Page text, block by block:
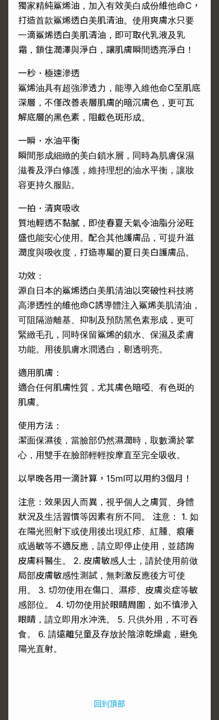
獨家精純鯊烯油，加入有效美白成份維他命C，
打造首款鯊烯透白美肌清油。使用爽膚水只要
一滴鯊烯透白美肌清油，即可取代乳液及乳
霜，鎖住潤澤與淨白，讓肌膚瞬間透亮淨白！
一秒．極速滲透
鯊烯油具有超強滲透力，能導入維他命C至肌底
深層，不僅改善表層肌膚的暗沉膚色，更可瓦
解底層的黑色素，阻截色斑形成。
一瞬．水油平衡
瞬間形成細緻的美白鎖水層，同時為肌膚保濕
滋養及淨白修護，維持理想的油水平衡，讓妝
容更持久服貼。
一拍．清爽吸收
質地輕透不黏膩，即使春夏天氣令油脂分泌旺
盛也能安心使用。配合其他護膚品，可提升滋
潤度與吸收度，打造專屬的夏日美白護膚品。
功效：
源自日本的鯊烯透白美肌清油以突破性科技將
高滲透性的維他命C誘導體注入鯊烯美肌清油，
可阻隔游離基、抑制及預防黑色素形成，更可
緊緻毛孔，同時保留鯊烯的鎖水、保濕及柔膚
功能。用後肌膚水潤透白，剔透明亮。
適用肌膚：
適合任何肌膚性質，尤其膚色暗啞、有色斑的
肌膚。
使用方法：
潔面保濕後，當臉部仍然濕潤時，取數滴於掌
心，用雙手在臉部輕輕按摩直至完全吸收。
以早晚各用一滴計算，15ml可以用約3個月！
注意：效果因人而異，視乎個人之膚質、身體
狀況及生活習慣等因素有所不同。 注意： 1. 如
在陽光照射下或使用後出現紅疹、紅腫、痕癢
或過敏等不適反應，請立即停止使用，並諮詢
皮膚科醫生。 2. 皮膚敏感人士，請於使用前做
局部皮膚敏感性測試，無刺激反應後方可使
用。 3. 切勿使用在傷口、濕疹、皮膚炎症等敏
感部位。 4. 切勿使用於眼睛周圍，如不慎滲入
眼睛，請立即用水沖洗。 5. 只供外用，不可吞
食。 6. 請遠離兒童及存放於陰涼乾燥處，避免
陽光直射。
回到頂部